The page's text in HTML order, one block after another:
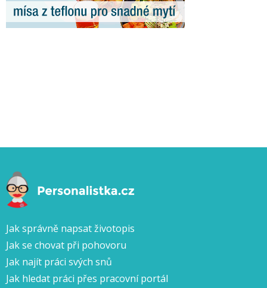
Jak správně napsat životopis
Jak se chovat při pohovoru
Jak najít práci svých snů
Jak hledat práci přes pracovní portál